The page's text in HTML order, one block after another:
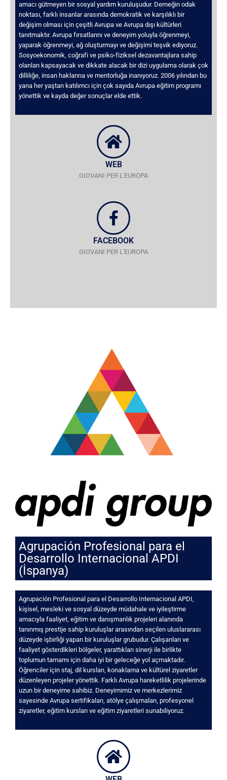
amacı gütmeyen bir sosyal yardım kuruluşudur. Derneğin odak
noktası, farklı insanlar arasında demokratik ve karşılıklı bir
değişim olması için çeşitli Avrupa ve Avrupa dışı kültürleri
tanıtmaktır. Avrupa fırsatlarını ve deneyim yoluyla öğrenmeyi,
yaparak öğrenmeyi, ağ oluşturmayı ve değişimi teşvik ediyoruz.
Sosyoekonomik, coğrafi ve psiko-fiziksel dezavantajlara sahip
olanları kapsayacak ve dikkate alacak bir dizi uygulama olarak çok
dilliliğe, insan haklarına ve mentorluğa inanıyoruz. 2006 yılından bu
yana her yaştan katılımcı için çok sayıda Avrupa eğitim programı
yönettik ve kayda değer sonuçlar elde ettik.
WEB
GIOVANI PER L'EUROPA
FACEBOOK
GIOVANI PER L'EUROPA
Agrupación Profesional para el
Desarrollo Internacional APDI
(İspanya)
Agrupación Profesional para el Desarrollo Internacional APDI,
kişisel, mesleki ve sosyal düzeyde müdahale ve iyileştirme
amacıyla faaliyet, eğitim ve danışmanlık projeleri alanında
tanınmış prestije sahip kuruluşlar arasından seçilen uluslararası
düzeyde işbirliği yapan bir kuruluşlar grubudur. Çalışanları ve
faaliyet gösterdikleri bölgeler, yarattıkları sinerji ile birlikte
toplumun tamamı için daha iyi bir geleceğe yol açmaktadır.
Öğrenciler için staj, dil kursları, konaklama ve kültürel ziyaretler
düzenleyen projeler yönettik. Farklı Avrupa hareketlilik projelerinde
uzun bir deneyime sahibiz. Deneyimimiz ve merkezlerimiz
sayesinde Avrupa sertifikaları, atölye çalışmaları, profesyonel
ziyaretler, eğitim kursları ve eğitim ziyaretleri sunabiliyoruz.